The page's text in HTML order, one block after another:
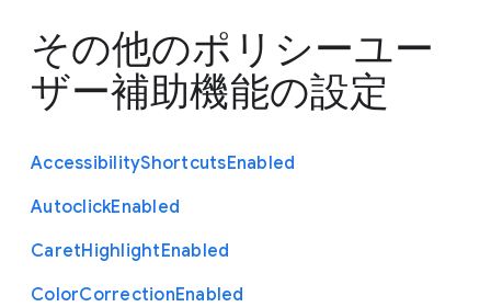
その他のポリシーユー
ザー補助機能の設定
AccessibilityShortcutsEnabled
AutoclickEnabled
CaretHighlightEnabled
ColorCorrectionEnabled